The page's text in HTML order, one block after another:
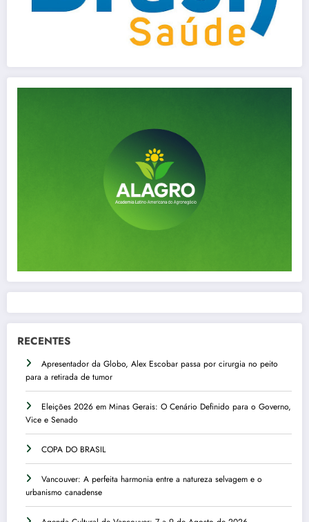
RECENTES
Apresentador da Globo, Alex Escobar passa por cirurgia no peito
para a retirada de tumor
Eleições 2026 em Minas Gerais: O Cenário Definido para o Governo,
Vice e Senado
COPA DO BRASIL
Vancouver: A perfeita harmonia entre a natureza selvagem e o
urbanismo canadense